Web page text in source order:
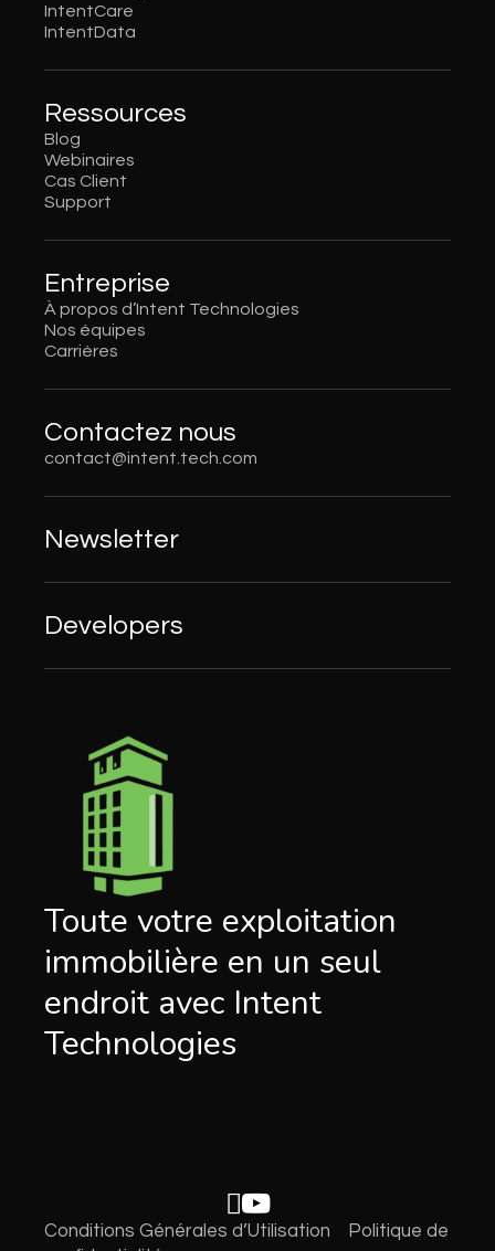
IntentCare
IntentData
Ressources
Blog
Webinaires
Cas Client
Support
Entreprise
À propos d’Intent Technologies
Nos équipes
Carrières
Contactez nous
contact@intent.tech.com
Newsletter
Developers
Toute votre exploitation
immobilière en un seul
endroit avec Intent
Technologies
Conditions Générales d’Utilisation
Politique de